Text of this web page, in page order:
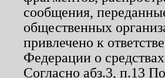
сообщения,
общественных
привлечено к
Федерации о
Согласно абз.3, п.13